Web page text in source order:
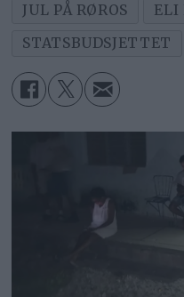
JUL PÅ RØROS
ELI
STATSBUDSJETTET